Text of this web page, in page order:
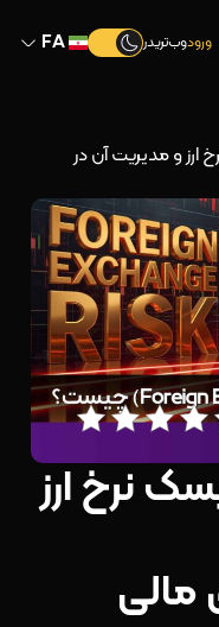
ورودوب‌تریدر
ارز و مدیریت آن در
نرخ ارز
مالی